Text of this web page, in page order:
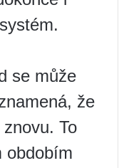
se může
že
To
obdobím